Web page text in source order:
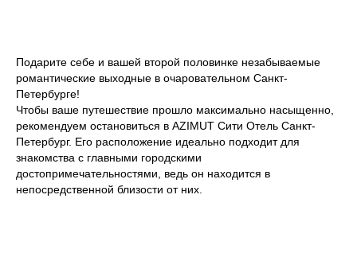
Подарите себе и вашей второй половинке незабываемые
романтические выходные в очаровательном Санкт-
Петербурге!
Чтобы ваше путешествие прошло максимально насыщенно,
рекомендуем остановиться в AZIMUT Сити Отель Санкт-
Петербург. Его расположение идеально подходит для
знакомства с главными городскими
достопримечательностями, ведь он находится в
непосредственной близости от них.